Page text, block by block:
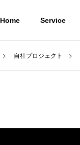
Home Service
自社プロジェクト